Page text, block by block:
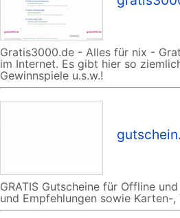
Gratis3000.de - Alles für nix -
im Internet. Es gibt hier so
Gewinnspiele u.s.w.!
GRATIS Gutscheine für Offline
und Empfehlungen sowie